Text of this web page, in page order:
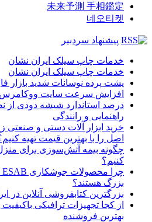
未来予測 手相鑑定
네오티켓
پیشنهاد سردبیر
خدمات چاپ سیلک ایران نشان
خدمات چاپ سیلک ایران نشان
پشت پرده نوسانات شدید
افزایش سرعت سایت ووکامرس
درصد استاندارد شیشه دودی از
راهنمایی و رانندگی
خرید ابزار آلات دستی و صنعتی
اصل را با بهترین قیمت تهیه
چگونه بیمه آتش‌سوزی برای
کنیم؟
بزرگ هستند؟
بزرگترین کتابفروشی آنلاین در
از کجا تجهیزات ترافیکی
بهترین فروشنده